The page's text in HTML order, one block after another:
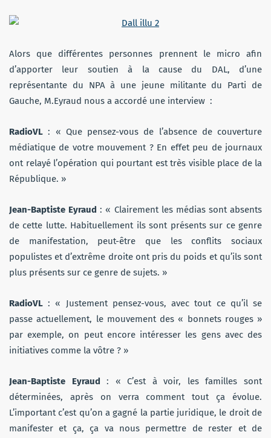
Alors que différentes personnes prennent le micro afin
d’apporter leur soutien à la cause du DAL, d’une
représentante du NPA à une jeune militante du Parti de
Gauche, M.Eyraud nous a accordé une interview :
RadioVL : « Que pensez-vous de l’absence de couverture
médiatique de votre mouvement ? En effet peu de journaux
ont relayé l’opération qui pourtant est très visible place de la
République. »
Jean-Baptiste Eyraud : « Clairement les médias sont absents
de cette lutte. Habituellement ils sont présents sur ce genre
de manifestation, peut-être que les conflits sociaux
populistes et d’extrême droite ont pris du poids et qu’ils sont
plus présents sur ce genre de sujets. »
RadioVL : « Justement pensez-vous, avec tout ce qu’il se
passe actuellement, le mouvement des « bonnets rouges »
par exemple, on peut encore intéresser les gens avec des
initiatives comme la vôtre ? »
Jean-Baptiste Eyraud : « C’est à voir, les familles sont
déterminées, après on verra comment tout ça évolue.
L’important c’est qu’on a gagné la partie juridique, le droit de
manifester et ça, ça va nous permettre de rester et de